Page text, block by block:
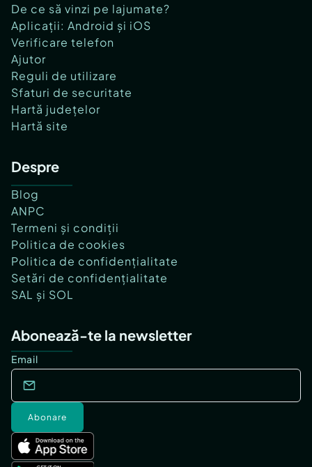
De ce să vinzi pe lajumate?
Aplicații: Android și iOS
Verificare telefon
Ajutor
Reguli de utilizare
Sfaturi de securitate
Hartă județelor
Hartă site
Despre
Blog
ANPC
Termeni și condiții
Politica de cookies
Politica de confidențialitate
Setări de confidențialitate
SAL și SOL
Abonează-te la newsletter
Email
Abonare